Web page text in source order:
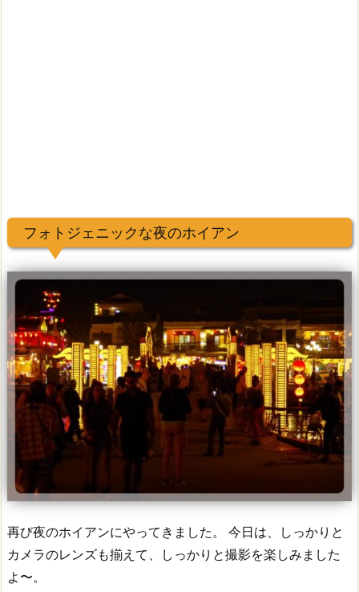
フォトジェニックな夜のホイアン
再び夜のホイアンにやってきました。
今日は、しっかりと
カメラのレンズも揃えて、しっかりと撮影を楽しみました
よ〜。